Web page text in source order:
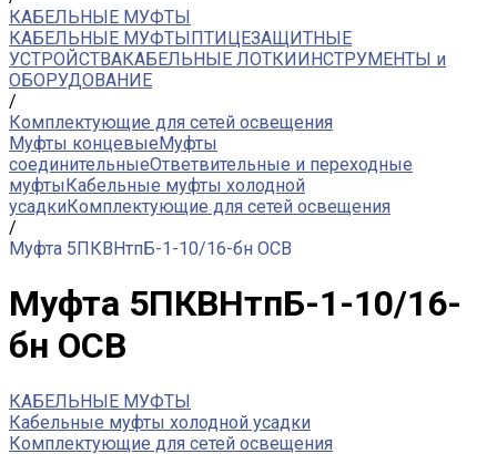
КАБЕЛЬНЫЕ МУФТЫ
КАБЕЛЬНЫЕ МУФТЫПТИЦЕЗАЩИТНЫЕ
УСТРОЙСТВАКАБЕЛЬНЫЕ ЛОТКИИНСТРУМЕНТЫ и
ОБОРУДОВАНИЕ
/
Комплектующие для сетей освещения
Муфты концевыеМуфты
соединительныеОтветвительные и переходные
муфтыКабельные муфты холодной
усадкиКомплектующие для сетей освещения
/
Муфта 5ПКВНтпБ-1-10/16-бн ОСВ
Муфта 5ПКВНтпБ-1-10/16-
бн ОСВ
КАБЕЛЬНЫЕ МУФТЫ
Кабельные муфты холодной усадки
Комплектующие для сетей освещения